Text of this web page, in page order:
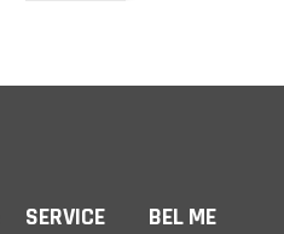
SERVICE
BEL ME